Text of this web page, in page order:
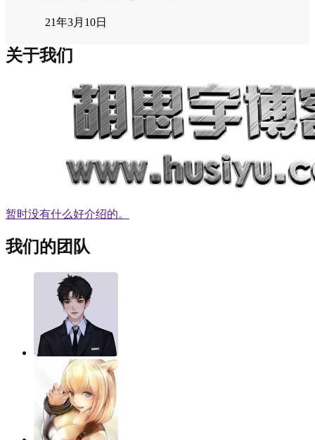
21年3月10日
关于我们
暂时没有什么好介绍的。
我们的团队